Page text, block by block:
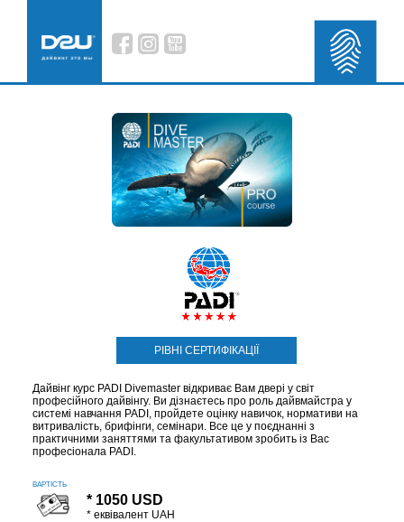
РІВНІ СЕРТИФІКАЦІЇ
Дайвінг курс PADI Divemaster відкриває Вам двері у світ
професійного дайвінгу. Ви дізнаєтесь про роль дайвмайстра у
системі навчання PADI, пройдете оцінку навичок, нормативи на
витривалість, брифінги, семінари. Все це у поєднанні з
практичними заняттями та факультативом зробить із Вас
професіонала PADI.
ВАРТІСТЬ
* 1050 USD
* еквівалент UAH